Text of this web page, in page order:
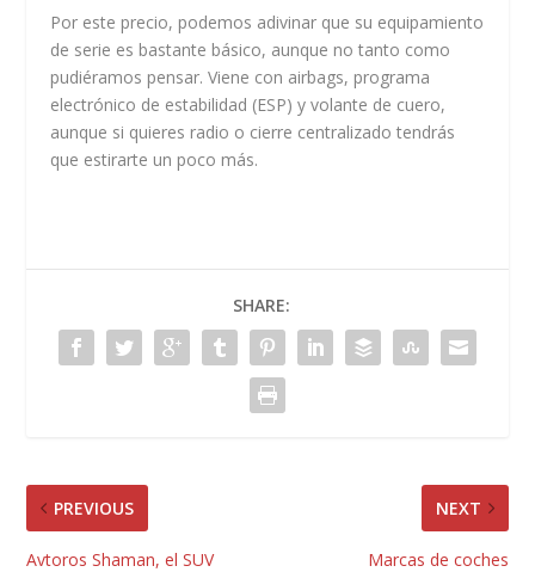
Por este precio, podemos adivinar que su equipamiento
de serie es bastante básico, aunque no tanto como
pudiéramos pensar. Viene con airbags, programa
electrónico de estabilidad (ESP) y volante de cuero,
aunque si quieres radio o cierre centralizado tendrás
que estirarte un poco más.
SHARE:
PREVIOUS
Avtoros Shaman, el SUV
NEXT
Marcas de coches